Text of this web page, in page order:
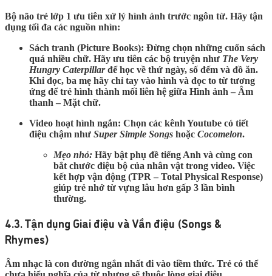
Bộ não trẻ lớp 1 ưu tiên xử lý hình ảnh trước ngôn từ. Hãy tận
dụng tối đa các nguồn nhìn:
Sách tranh (Picture Books): Đừng chọn những cuốn sách
quá nhiều chữ. Hãy ưu tiên các bộ truyện như The Very
Hungry Caterpillarđể học về thứ ngày, số đếm và đồ ăn.
Khi đọc, ba mẹ hãy chỉ tay vào hình và đọc to từ tương
ứng để trẻ hình thành mối liên hệ giữa Hình ảnh – Âm
thanh – Mặt chữ.
Video hoạt hình ngắn: Chọn các kênh Youtube có tiết
điệu chậm như Super Simple Songs hoặc Cocomelon.
Mẹo nhỏ: Hãy bật phụ đề tiếng Anh và cùng con
bắt chước điệu bộ của nhân vật trong video. Việc
kết hợp vận động (TPR – Total Physical Response)
giúp trẻ nhớ từ vựng lâu hơn gấp 3 lần bình
thường.
4.3. Tận dụng Giai điệu và Vần điệu (Songs &
Rhymes)
Âm nhạc là con đường ngắn nhất đi vào tiềm thức. Trẻ có thể